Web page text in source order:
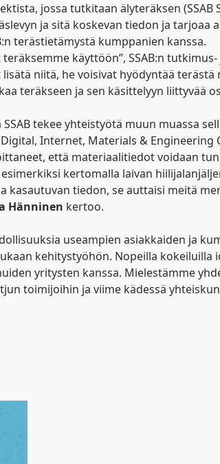
jossa tutkitaan älyteräksen
ja sitä koskevan tiedon ja tarjoaa
terästietämystä kumppanien kanssa.
käyttöön”, SSAB:n
niitä, he voisivat hyödyntää
teräkseen ja sen käsittelyyn liittyvää
tekee yhteistyötä muun muassa
Internet, Materials & Engineering
että materiaalitiedot voidaan
kertomalla laivan
tiedon, se auttaisi meitä
Hänninen kertoo.
useampien asiakkaiden ja
kehitystyöhön. Nopeilla kokeiluilla
yritysten kanssa. Mielestämme
toimijoihin ja viime kädessä